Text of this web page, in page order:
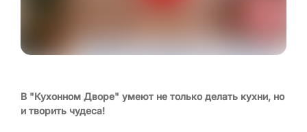
В "Кухонном Дворе" умеют не только делать кухни, но
и творить чудеса!